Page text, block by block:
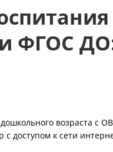
ФГОС
возраста с
доступом к сети